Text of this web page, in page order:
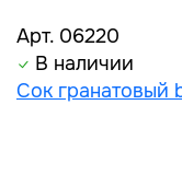
Арт. 06220
В наличии
Сок гранатовый